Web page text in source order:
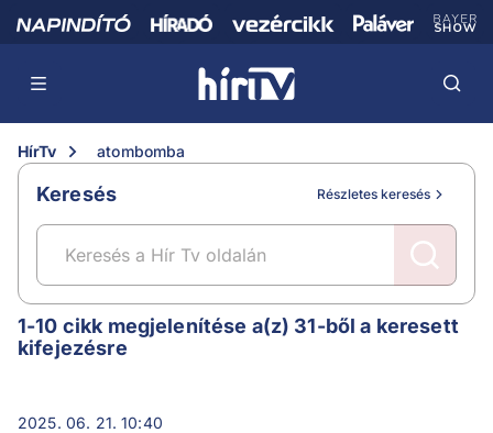
HírTv atombomba
Keresés Részletes keresés
atombomba
1-10 cikk megjelenítése a(z) 31-ből a keresett
kifejezésre
2025. 06. 21. 10:40